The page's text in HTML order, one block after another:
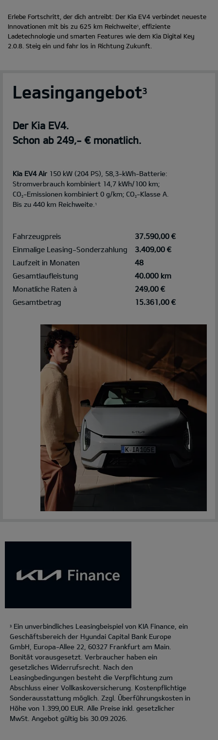
Erlebe Fortschritt, der dich antreibt: Der Kia EV4 verbindet neueste
Innovationen mit bis zu 625 km Reichweite1 , effiziente
Ladetechnologie und smarten Features wie dem Kia Digital Key
2.0.8. Steig ein und fahr los in Richtung Zukunft.
Leasingangebot3
Der Kia EV4.
Schon ab 249,- € monatlich.
Kia EV4 Air 150 kW (204 PS), 58,3-kWh-Batterie:
Stromverbrauch kombiniert 14,7 kWh/100 km;
CO2-Emissionen kombiniert 0 g/km; CO2-Klasse A.
Bis zu 440 km Reichweite.
1
Fahrzeugpreis
37.590,00 €
Einmalige Leasing-Sonderzahlung
3.409,00 €
Laufzeit in Monaten
48
Gesamtlaufleistung
40.000 km
Monatliche Raten à
249,00 €
Gesamtbetrag
15.361,00 €
3
Ein unverbindliches Leasingbeispiel von KIA Finance, ein
Geschäftsbereich der Hyundai Capital Bank Europe
GmbH, Europa-Allee 22, 60327 Frankfurt am Main.
Bonität vorausgesetzt. Verbraucher haben ein
gesetzliches Widerrufsrecht. Nach den
Leasingbedingungen besteht die Verpflichtung zum
Abschluss einer Vollkaskoversicherung. Kostenpflichtige
Sonderausstattung möglich. Zzgl. Überführungskosten in
Höhe von 1.399,00 EUR. Alle Preise inkl. gesetzlicher
MwSt. Angebot gültig bis 30.09.2026.